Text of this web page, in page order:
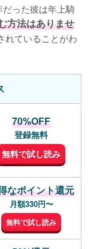
った彼は年上騎
方法はありませ
れていることがわ
70%OFF
登録無料
無料で試し読み
なポイント還元
月額330円〜
無料で試し読み